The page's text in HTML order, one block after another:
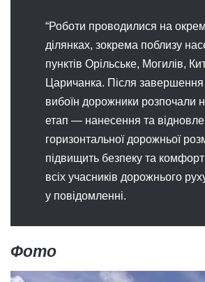
“Роботи проводилися на
ділянках, зокрема поблизу
пунктів Орільське, Могилів,
Царичанка. Після завершення
вибоїн дорожники розпочали
етап — нанесення та
горизонтальної дорожньої
підвищить безпеку та
всіх учасників дорожнього
у повідомленні.
Фото